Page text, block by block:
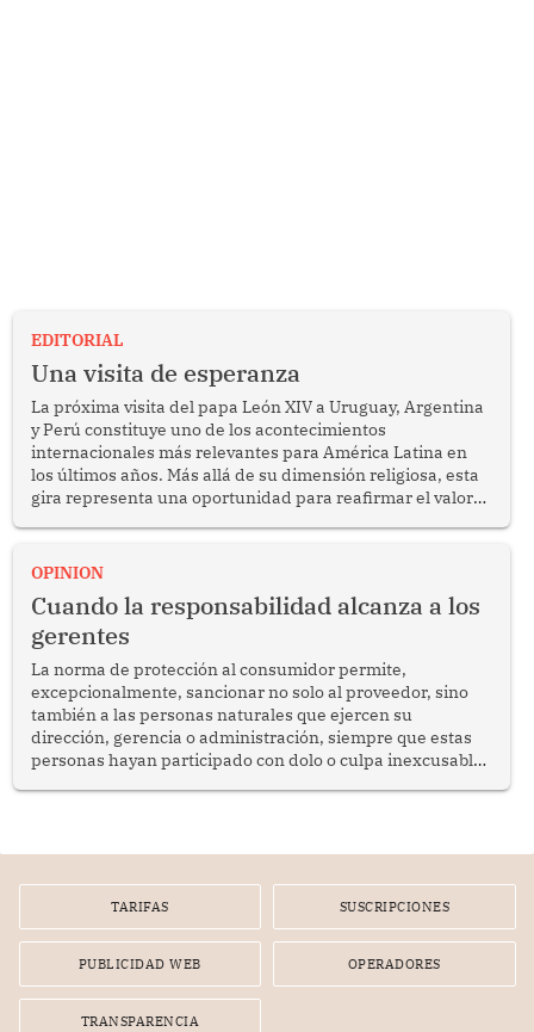
EDITORIAL
Una visita de esperanza
La próxima visita del papa León XIV a Uruguay, Argentina
y Perú constituye uno de los acontecimientos
internacionales más relevantes para América Latina en
los últimos años. Más allá de su dimensión religiosa, esta
gira representa una oportunidad para reafirmar el valor
enfrenta desafíos en materia de desarrollo, cohesión
OPINION
Cuando la responsabilidad alcanza a los
gerentes
La norma de protección al consumidor permite,
excepcionalmente, sancionar no solo al proveedor, sino
también a las personas naturales que ejercen su
dirección, gerencia o administración, siempre que estas
personas hayan participado con dolo o culpa inexcusable
por la frustrada realización de un meet and greet con
TARIFAS SUSCRIPCIONES
PUBLICIDAD WEB OPERADORES
TRANSPARENCIA